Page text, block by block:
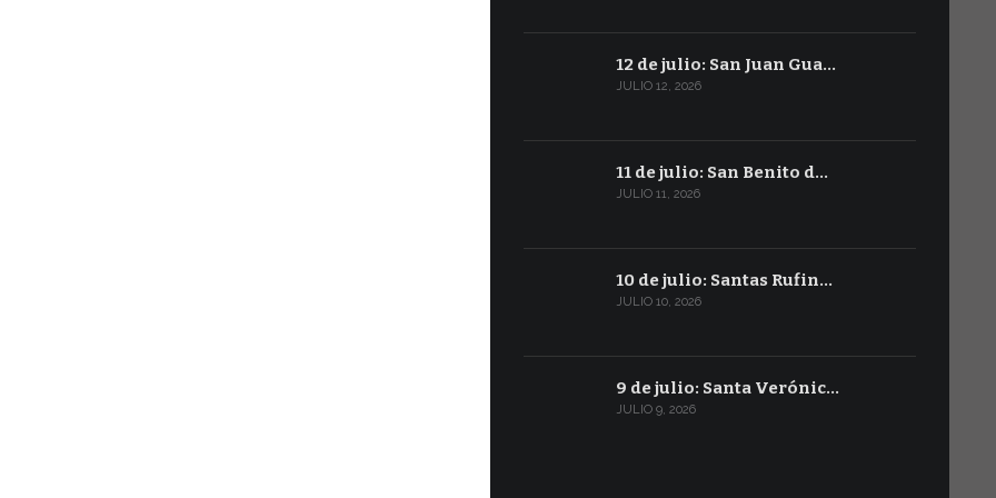
12 de julio: San Juan Gua…
JULIO 12, 2026
11 de julio: San Benito d…
JULIO 11, 2026
10 de julio: Santas Rufin…
JULIO 10, 2026
9 de julio: Santa Verónic…
JULIO 9, 2026